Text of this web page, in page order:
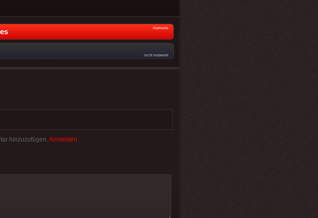
Startseite
nicht moderiert
hinzuzufügen. Anmelden